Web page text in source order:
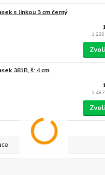
s linkou 3 cm černý
1
381B, š: 4 cm
1